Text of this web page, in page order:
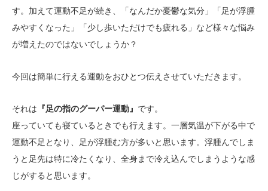
す。加えて運動不足が続き、「なんだか憂鬱な気分」「足が浮腫
みやすくなった」「少し歩いただけでも疲れる」など様々な悩み
が増えたのではないでしょうか？
今回は簡単に行える運動をおひとつ伝えさせていただきます。
それは 『足の指のグーパー運動』 です。
座っていても寝ているときでも行えます。一層気温が下がる中で
運動不足となり、足が浮腫む方が多いと思います。浮腫んでしま
うと足先は特に冷たくなり、全身まで冷え込んでしまうような感
じがすると思います。